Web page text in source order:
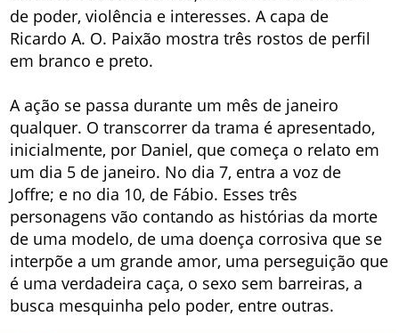
de poder, violência e interesses. A capa de
Ricardo A. O. Paixão mostra três rostos de perfil
em branco e preto.
A ação se passa durante um mês de janeiro
qualquer. O transcorrer da trama é apresentado,
inicialmente, por Daniel, que começa o relato em
um dia 5 de janeiro. No dia 7, entra a voz de
Joffre; e no dia 10, de Fábio. Esses três
personagens vão contando as histórias da morte
de uma modelo, de uma doença corrosiva que se
interpõe a um grande amor, uma perseguição que
é uma verdadeira caça, o sexo sem barreiras, a
busca mesquinha pelo poder, entre outras.